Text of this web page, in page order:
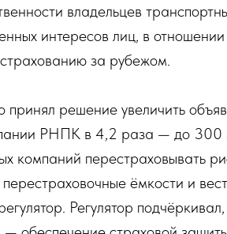
владельцев
интересов лиц, в
за рубежом.
решение увеличить
РНПК в 4,2 раза — до
компаний перестраховывать
перестраховочные ёмкости и
Регулятор